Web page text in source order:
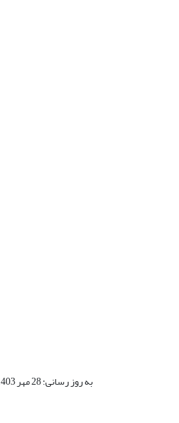
به روز رسانی: 28 مهر 1403